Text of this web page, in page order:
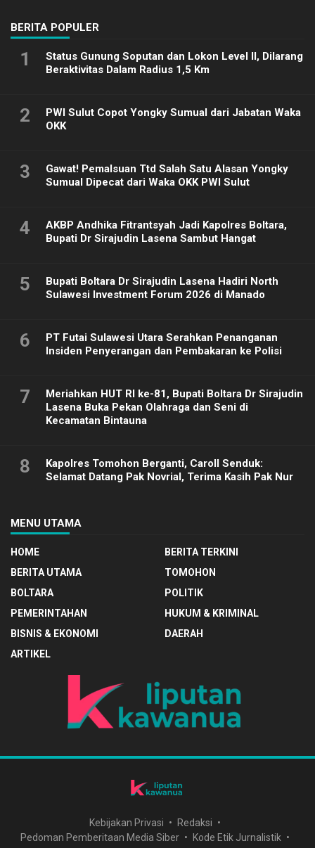
BERITA POPULER
1
Status Gunung Soputan dan Lokon Level II, Dilarang
Beraktivitas Dalam Radius 1,5 Km
2
PWI Sulut Copot Yongky Sumual dari Jabatan Waka
OKK
3
Gawat! Pemalsuan Ttd Salah Satu Alasan Yongky
Sumual Dipecat dari Waka OKK PWI Sulut
4
AKBP Andhika Fitrantsyah Jadi Kapolres Boltara,
Bupati Dr Sirajudin Lasena Sambut Hangat
5
Bupati Boltara Dr Sirajudin Lasena Hadiri North
Sulawesi Investment Forum 2026 di Manado
6
PT Futai Sulawesi Utara Serahkan Penanganan
Insiden Penyerangan dan Pembakaran ke Polisi
7
Meriahkan HUT RI ke-81, Bupati Boltara Dr Sirajudin
Lasena Buka Pekan Olahraga dan Seni di
Kecamatan Bintauna
8
Kapolres Tomohon Berganti, Caroll Senduk:
Selamat Datang Pak Novrial, Terima Kasih Pak Nur
MENU UTAMA
HOME
BERITA TERKINI
BERITA UTAMA
TOMOHON
BOLTARA
POLITIK
PEMERINTAHAN
HUKUM & KRIMINAL
BISNIS & EKONOMI
DAERAH
ARTIKEL
Kebijakan Privasi
Redaksi
Pedoman Pemberitaan Media Siber
Kode Etik Jurnalistik